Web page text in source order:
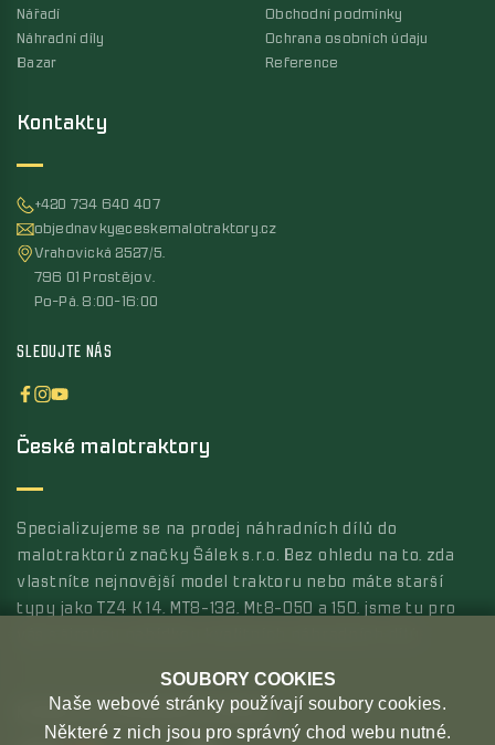
Kontakty
+420 734 640 407
objednavky@ceskemalotraktory.cz
Vrahovická 2527/5,
796 01 Prostějov,
Po-Pá, 8:00-16:00
SLEDUJTE NÁS
Nářadí
Náhradní díly
Bazar
Obchodní podmínky
Ochrana osobních údaju
Reference
České malotraktory
Specializujeme se na prodej náhradních dílů do
malotraktorů značky Šálek s.r.o. Bez ohledu na to, zda
vlastníte nejnovější model traktoru nebo máte starší
typy jako TZ4 K 14, MT8-132, Mt8-050 a 150, jsme tu pro
MOŽNOSTI PLATBYMOŽNOSTI DOPRAVY
SOUBORY COOKIES
Naše webové stránky používají soubory cookies.
Některé z nich jsou pro správný chod webu nutné.